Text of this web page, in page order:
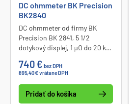
DC ohmmeter BK Precision
BK2840
DC ohmmeter od firmy BK
Precision BK 2841, 5 1/2
dotykový displej, 1 μΩ do 20 kΩ,
rozlíšenie 1 μΩ, LPR (low power
resistance), 4-vodičové
meranie, rozhranie RS232,
USB.
740 € bez DPH
895,40 € vrátane DPH
Pridať do košíka